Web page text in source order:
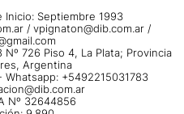
Septiembre 1993
/ vpignaton@dib.com.ar /
726 Piso 4, La Plata; Provincia
Argentina
+5492215031783
Nº 32644856